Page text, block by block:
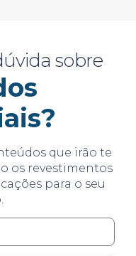
sobre
que irão te
os revestimentos
para o seu